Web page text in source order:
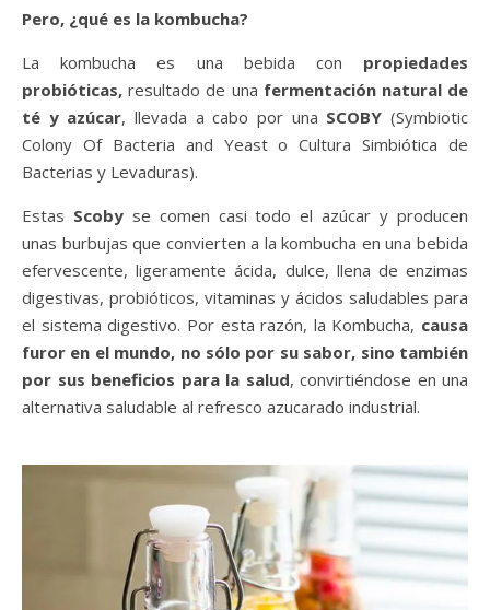
Pero, ¿qué es la kombucha?
La kombucha es una bebida con propiedades
probióticas, resultado de una fermentación natural de
té y azúcar, llevada a cabo por una SCOBY(Symbiotic
Colony Of Bacteria and Yeast o Cultura Simbiótica de
Bacterias y Levaduras).
Estas Scoby se comen casi todo el azúcar y producen
unas burbujas que convierten a la kombucha en una bebida
efervescente, ligeramente ácida, dulce, llena de enzimas
digestivas, probióticos, vitaminas y ácidos saludables para
el sistema digestivo. Por esta razón, la Kombucha, causa
furor en el mundo, no sólo por su sabor, sino también
por sus beneficios para la salud, convirtiéndose en una
alternativa saludable al refresco azucarado industrial.